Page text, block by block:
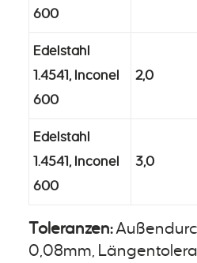
600
Edelstahl
1.4541, Inconel
600
2,0
Edelstahl
1.4541, Inconel
600
3,0
Toleranzen:
0,08mm,